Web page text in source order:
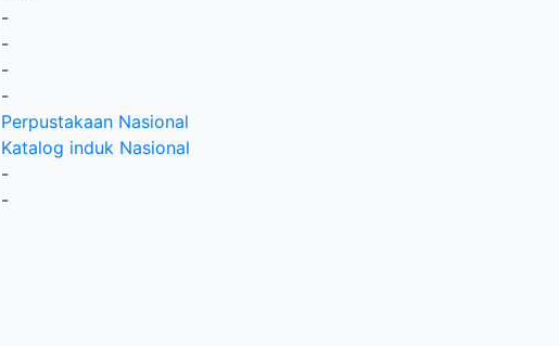
-
-
-
-
Perpustakaan Nasional
Katalog induk Nasional
-
-